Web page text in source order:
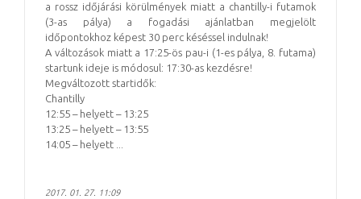
a rossz időjárási körülmények miatt a chantilly-i futamok
(3-as pálya) a fogadási ajánlatban megjelölt
időpontokhoz képest 30 perc késéssel indulnak!
A változások miatt a 17:25-ös pau-i (1-es pálya, 8. futama)
startunk ideje is módosul: 17:30-as kezdésre!
Megváltozott startidők:
Chantilly
12:55 – helyett – 13:25
13:25 – helyett – 13:55
14:05 – helyett ...
2017. 01. 27. 11:09